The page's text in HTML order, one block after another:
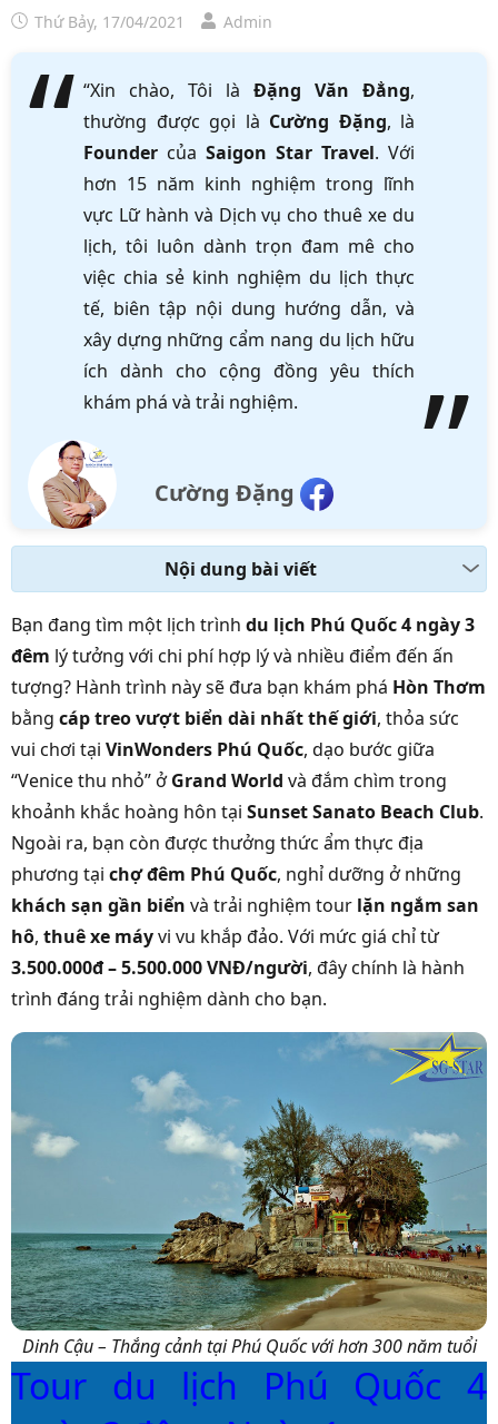
Thứ Bảy, 17/04/2021 Admin
“Xin chào, Tôi là Đặng Văn Đẳng,
thường được gọi là Cường Đặng, là
Founder của Saigon Star Travel. Với
hơn 15 năm kinh nghiệm trong lĩnh
vực Lữ hành và Dịch vụ cho thuê xe du
lịch, tôi luôn dành trọn đam mê cho
việc chia sẻ kinh nghiệm du lịch thực
tế, biên tập nội dung hướng dẫn, và
xây dựng những cẩm nang du lịch hữu
ích dành cho cộng đồng yêu thích
khám phá và trải nghiệm.
Cường Đặng
Nội dung bài viết
Bạn đang tìm một lịch trình du lịch Phú Quốc 4 ngày 3
đêm lý tưởng với chi phí hợp lý và nhiều điểm đến ấn
tượng? Hành trình này sẽ đưa bạn khám phá Hòn Thơm
bằng cáp treo vượt biển dài nhất thế giới, thỏa sức
vui chơi tại VinWonders Phú Quốc, dạo bước giữa
“Venice thu nhỏ” ởGrand World và đắm chìm trong
khoảnh khắc hoàng hôn tại Sunset Sanato Beach Club.
Ngoài ra, bạn còn được thưởng thức ẩm thực địa
phương tại chợ đêm Phú Quốc, nghỉ dưỡng ở những
khách sạn gần biển và trải nghiệm tour lặn ngắm san
hô, thuê xe máyvi vu khắp đảo. Với mức giá chỉ từ
3.500.000đ – 5.500.000 VNĐ/người, đây chính là hành
trình đáng trải nghiệm dành cho bạn.
Dinh Cậu – Thắng cảnh tại Phú Quốc với hơn 300 năm tuổi
Tour du lịch Phú Quốc 4